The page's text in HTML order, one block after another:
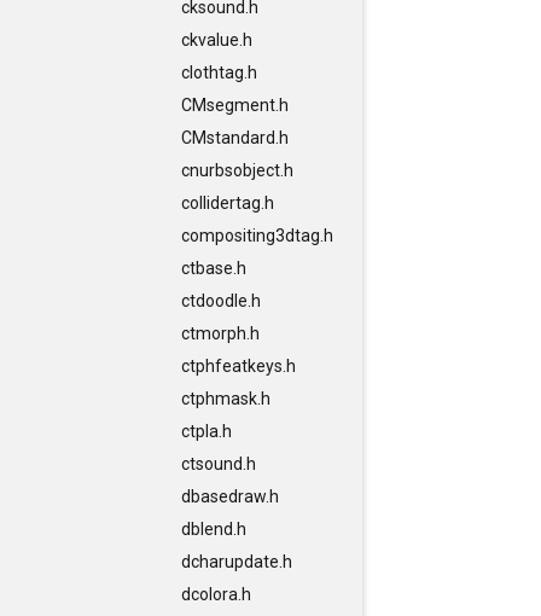
cksound.h
ckvalue.h
clothtag.h
CMsegment.h
CMstandard.h
cnurbsobject.h
collidertag.h
compositing3dtag.h
ctbase.h
ctdoodle.h
ctmorph.h
ctphfeatkeys.h
ctphmask.h
ctpla.h
ctsound.h
dbasedraw.h
dblend.h
dcharupdate.h
dcolora.h